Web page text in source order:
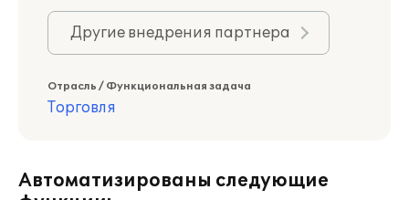
Другие внедрения партнера
Отрасль / Функциональная задача
Торговля
Автоматизированы следующие